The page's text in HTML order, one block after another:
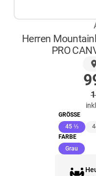
Herren
PRO
GRÖSSE
45 ⅓
FARBE
Grau